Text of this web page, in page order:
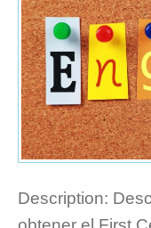
Description: